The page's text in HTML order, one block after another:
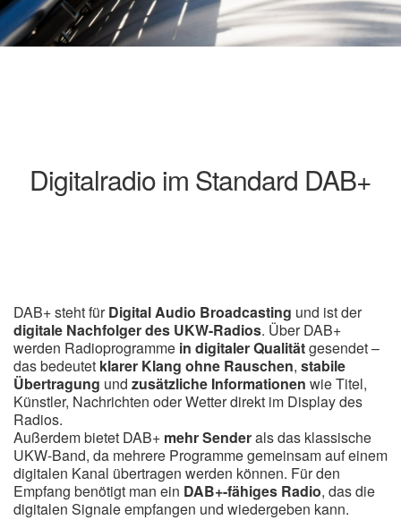
Digitalradio im Standard DAB+
DAB+ steht fürDigital Audio Broadcasting und ist der
digitale Nachfolger des UKW-Radios. Über DAB+
werden Radioprogramme in digitaler Qualitätgesendet –
das bedeutet klarer Klang ohne Rauschen, stabile
Übertragung und zusätzliche Informationen wie Titel,
Künstler, Nachrichten oder Wetter direkt im Display des
Radios.
Außerdem bietet DAB+ mehr Senderals das klassische
UKW-Band, da mehrere Programme gemeinsam auf einem
digitalen Kanal übertragen werden können. Für den
Empfang benötigt man ein DAB+-fähiges Radio, das die
digitalen Signale empfangen und wiedergeben kann.